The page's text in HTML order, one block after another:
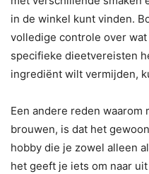
in de winkel kunt vinden.
volledige controle over
specifieke dieetvereisten
ingrediënt wilt vermijden,
Een andere reden waarom
brouwen, is dat het
hobby die je zowel alleen
het geeft je iets om naar